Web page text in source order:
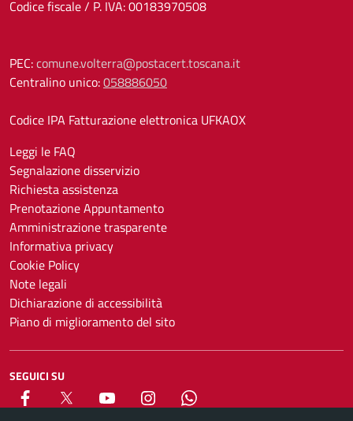
Codice fiscale / P. IVA: 00183970508
PEC:comune.volterra@postacert.toscana.it
Centralino unico:058886050
Codice IPA Fatturazione elettronica UFKAOX
Leggi le FAQ
Segnalazione disservizio
Richiesta assistenza
Prenotazione Appuntamento
Amministrazione trasparente
Informativa privacy
Cookie Policy
Note legali
Dichiarazione di accessibilità
Piano di miglioramento del sito
SEGUICI SU
Facebook YouTube Instagram